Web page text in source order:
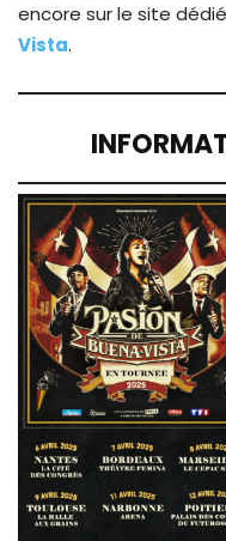
encore sur le site
Vista.